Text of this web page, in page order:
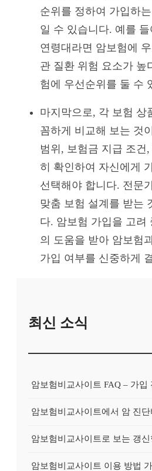
순위를 정하여 가입하
일 수 있습니다. 예를
연령대라면 암보험에
관 질환 위험 요소가 높
험에 우선순위를 둘 수
마지막으로, 각 보험 상
꼼하게 비교해 보는 것
범위, 보험금 지급 조건
히 확인하여 자신에게
선택해야 합니다. 전문
맞춤 보험 설계를 받는
다. 암보험 가입을 고려
의 도움을 받아 암보험
가입 여부를 신중하게
최신 소식